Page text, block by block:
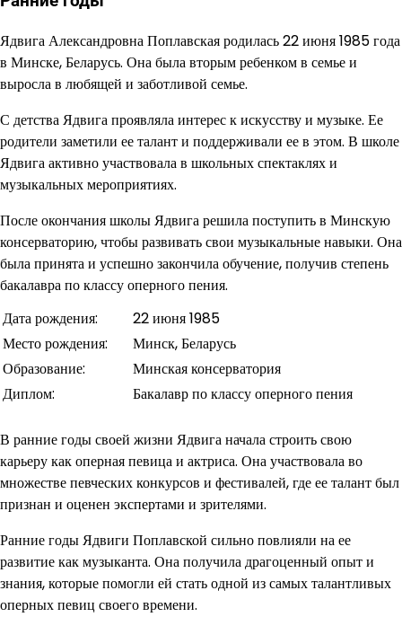
Ядвига Александровна Поплавская родилась 22 июня 1985 года
в Минске, Беларусь. Она была вторым ребенком в семье и
выросла в любящей и заботливой семье.
С детства Ядвига проявляла интерес к искусству и музыке. Ее
родители заметили ее талант и поддерживали ее в этом. В школе
Ядвига активно участвовала в школьных спектаклях и
музыкальных мероприятиях.
После окончания школы Ядвига решила поступить в Минскую
консерваторию, чтобы развивать свои музыкальные навыки. Она
была принята и успешно закончила обучение, получив степень
бакалавра по классу оперного пения.
Дата рождения:
22 июня 1985
Место рождения:
Минск, Беларусь
Образование:
Минская консерватория
Диплом:
Бакалавр по классу оперного пения
В ранние годы своей жизни Ядвига начала строить свою
карьеру как оперная певица и актриса. Она участвовала во
множестве певческих конкурсов и фестивалей, где ее талант был
признан и оценен экспертами и зрителями.
Ранние годы Ядвиги Поплавской сильно повлияли на ее
развитие как музыканта. Она получила драгоценный опыт и
знания, которые помогли ей стать одной из самых талантливых
оперных певиц своего времени.